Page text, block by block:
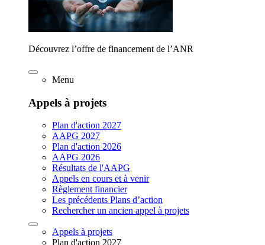
Découvrez l’offre de financement de l’ANR
Menu
Appels à projets
Plan d'action 2027
AAPG 2027
Plan d'action 2026
AAPG 2026
Résultats de l'AAPG
Appels en cours et à venir
Règlement financier
Les précédents Plans d’action
Rechercher un ancien appel à projets
Appels à projets
Plan d'action 2027